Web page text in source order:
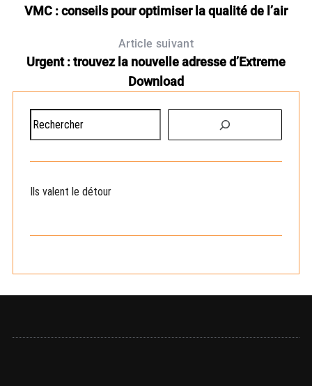
VMC : conseils pour optimiser la qualité de l’air
Article suivant
Urgent : trouvez la nouvelle adresse d’Extreme
Download
e
h
r Ils valent le détour